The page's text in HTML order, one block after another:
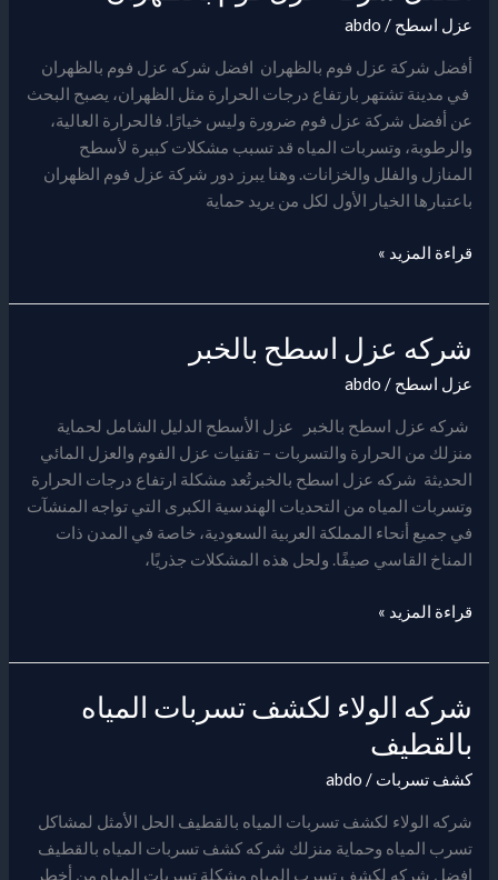
عزل اسطح /
abdo
أفضل شركة عزل فوم بالظهران افضل شركه عزل فوم بالظهران
في مدينة تشتهر بارتفاع درجات الحرارة مثل الظهران، يصبح البحث
عن أفضل شركة عزل فوم ضرورة وليس خيارًا. فالحرارة العالية،
والرطوبة، وتسربات المياه قد تسبب مشكلات كبيرة لأسطح
المنازل والفلل والخزانات. وهنا يبرز دور شركة عزل فوم الظهران
باعتبارها الخيار الأول لكل من يريد حماية
قراءة المزيد »
شركه عزل اسطح بالخبر
عزل اسطح /
abdo
شركه عزل اسطح بالخبر عزل الأسطح الدليل الشامل لحماية
منزلك من الحرارة والتسربات – تقنيات عزل الفوم والعزل المائي
الحديثة شركه عزل اسطح بالخبرتُعد مشكلة ارتفاع درجات الحرارة
وتسربات المياه من التحديات الهندسية الكبرى التي تواجه المنشآت
في جميع أنحاء المملكة العربية السعودية، خاصة في المدن ذات
المناخ القاسي صيفًا. ولحل هذه المشكلات جذريًا،
شركه
عزل
اسطح
بالخبر
قراءة المزيد »
شركه الولاء لكشف تسربات المياه
بالقطيف
كشف تسربات /
abdo
شركه الولاء لكشف تسربات المياه بالقطيف الحل الأمثل لمشاكل
تسرب المياه وحماية منزلك شركه كشف تسربات المياه بالقطيف
افضل شركه لكشف تسرب المياه مشكلة تسربات المياه من أخطر
شركه
الولاء
لكشف
تسربات
بالقطيف